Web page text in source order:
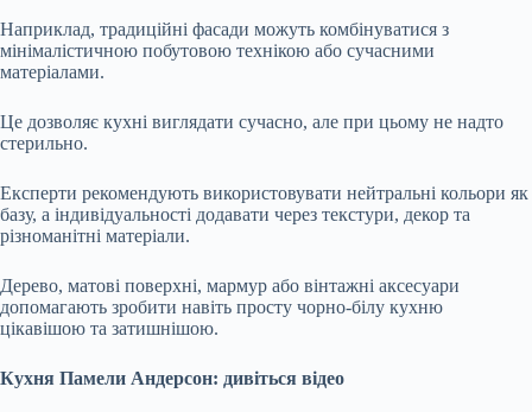
Наприклад, традиційні фасади можуть комбінуватися з
мінімалістичною побутовою технікою або сучасними
матеріалами.
Це дозволяє кухні виглядати сучасно, але при цьому не надто
стерильно.
Експерти рекомендують використовувати нейтральні кольори як
базу, а індивідуальності додавати через текстури, декор та
різноманітні матеріали.
Дерево, матові поверхні, мармур або вінтажні аксесуари
допомагають зробити навіть просту чорно-білу кухню
цікавішою та затишнішою.
Кухня Памели Андерсон: дивіться відео